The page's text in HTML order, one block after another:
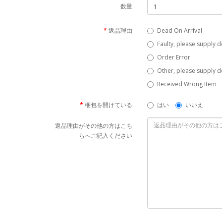
数量
返品理由
Dead On Arrival
Faulty, please supply
Order Error
Other, please supply
Received Wrong Item
梱包を開けている はい いいえ
返品理由がその他の方はこち
らへご記入ください